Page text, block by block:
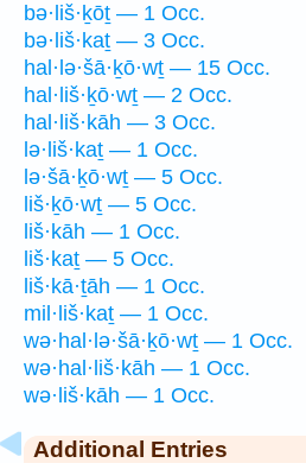
bə·liš·ḵōṯ — 1 Occ.
bə·liš·kaṯ — 3 Occ.
hal·lə·šā·ḵō·wṯ — 15 Occ.
hal·liš·ḵō·wṯ — 2 Occ.
hal·liš·kāh — 3 Occ.
lə·liš·kaṯ — 1 Occ.
lə·šā·ḵō·wṯ — 5 Occ.
liš·ḵō·wṯ — 5 Occ.
liš·kāh — 1 Occ.
liš·kaṯ — 5 Occ.
liš·kā·ṯāh — 1 Occ.
mil·liš·kaṯ — 1 Occ.
wə·hal·lə·šā·ḵō·wṯ — 1 Occ.
wə·hal·liš·kāh — 1 Occ.
wə·liš·kāh — 1 Occ.
Additional Entries